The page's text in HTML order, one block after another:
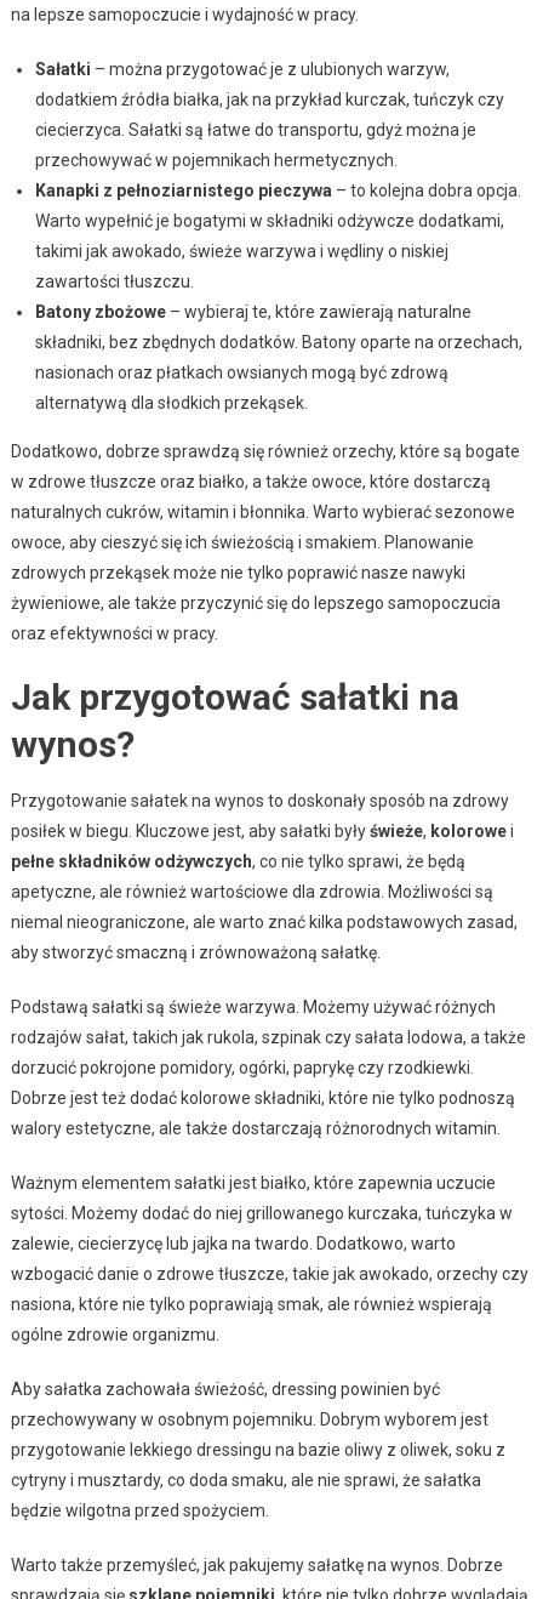
na lepsze samopoczucie i wydajność w pracy.
Sałatki – można przygotować je z ulubionych warzyw,
dodatkiem źródła białka, jak na przykład kurczak, tuńczyk czy
ciecierzyca. Sałatki są łatwe do transportu, gdyż można je
przechowywać w pojemnikach hermetycznych.
Kanapki z pełnoziarnistego pieczywa – to kolejna dobra opcja.
Warto wypełnić je bogatymi w składniki odżywcze dodatkami,
takimi jak awokado, świeże warzywa i wędliny o niskiej
zawartości tłuszczu.
Batony zbożowe– wybieraj te, które zawierają naturalne
składniki, bez zbędnych dodatków. Batony oparte na orzechach,
nasionach oraz płatkach owsianych mogą być zdrową
alternatywą dla słodkich przekąsek.
Dodatkowo, dobrze sprawdzą się również orzechy, które są bogate
w zdrowe tłuszcze oraz białko, a także owoce, które dostarczą
naturalnych cukrów, witamin i błonnika. Warto wybierać sezonowe
owoce, aby cieszyć się ich świeżością i smakiem. Planowanie
zdrowych przekąsek może nie tylko poprawić nasze nawyki
żywieniowe, ale także przyczynić się do lepszego samopoczucia
oraz efektywności w pracy.
Jak przygotować sałatki na
wynos?
Przygotowanie sałatek na wynos to doskonały sposób na zdrowy
posiłek w biegu. Kluczowe jest, aby sałatki byłyświeże, kolorowei
pełne składników odżywczych, co nie tylko sprawi, że będą
apetyczne, ale również wartościowe dla zdrowia. Możliwości są
niemal nieograniczone, ale warto znać kilka podstawowych zasad,
aby stworzyć smaczną i zrównoważoną sałatkę.
Podstawą sałatki są świeże warzywa. Możemy używać różnych
rodzajów sałat, takich jak rukola, szpinak czy sałata lodowa, a także
dorzucić pokrojone pomidory, ogórki, paprykę czy rzodkiewki.
Dobrze jest też dodać kolorowe składniki, które nie tylko podnoszą
walory estetyczne, ale także dostarczają różnorodnych witamin.
Ważnym elementem sałatki jest białko, które zapewnia uczucie
sytości. Możemy dodać do niej grillowanego kurczaka, tuńczyka w
zalewie, ciecierzycę lub jajka na twardo. Dodatkowo, warto
wzbogacić danie o zdrowe tłuszcze, takie jak awokado, orzechy czy
nasiona, które nie tylko poprawiają smak, ale również wspierają
ogólne zdrowie organizmu.
Aby sałatka zachowała świeżość, dressing powinien być
przechowywany w osobnym pojemniku. Dobrym wyborem jest
przygotowanie lekkiego dressingu na bazie oliwy z oliwek, soku z
cytryny i musztardy, co doda smaku, ale nie sprawi, że sałatka
będzie wilgotna przed spożyciem.
Warto także przemyśleć, jak pakujemy sałatkę na wynos. Dobrze